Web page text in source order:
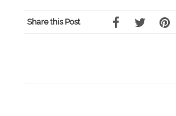
Share this Post